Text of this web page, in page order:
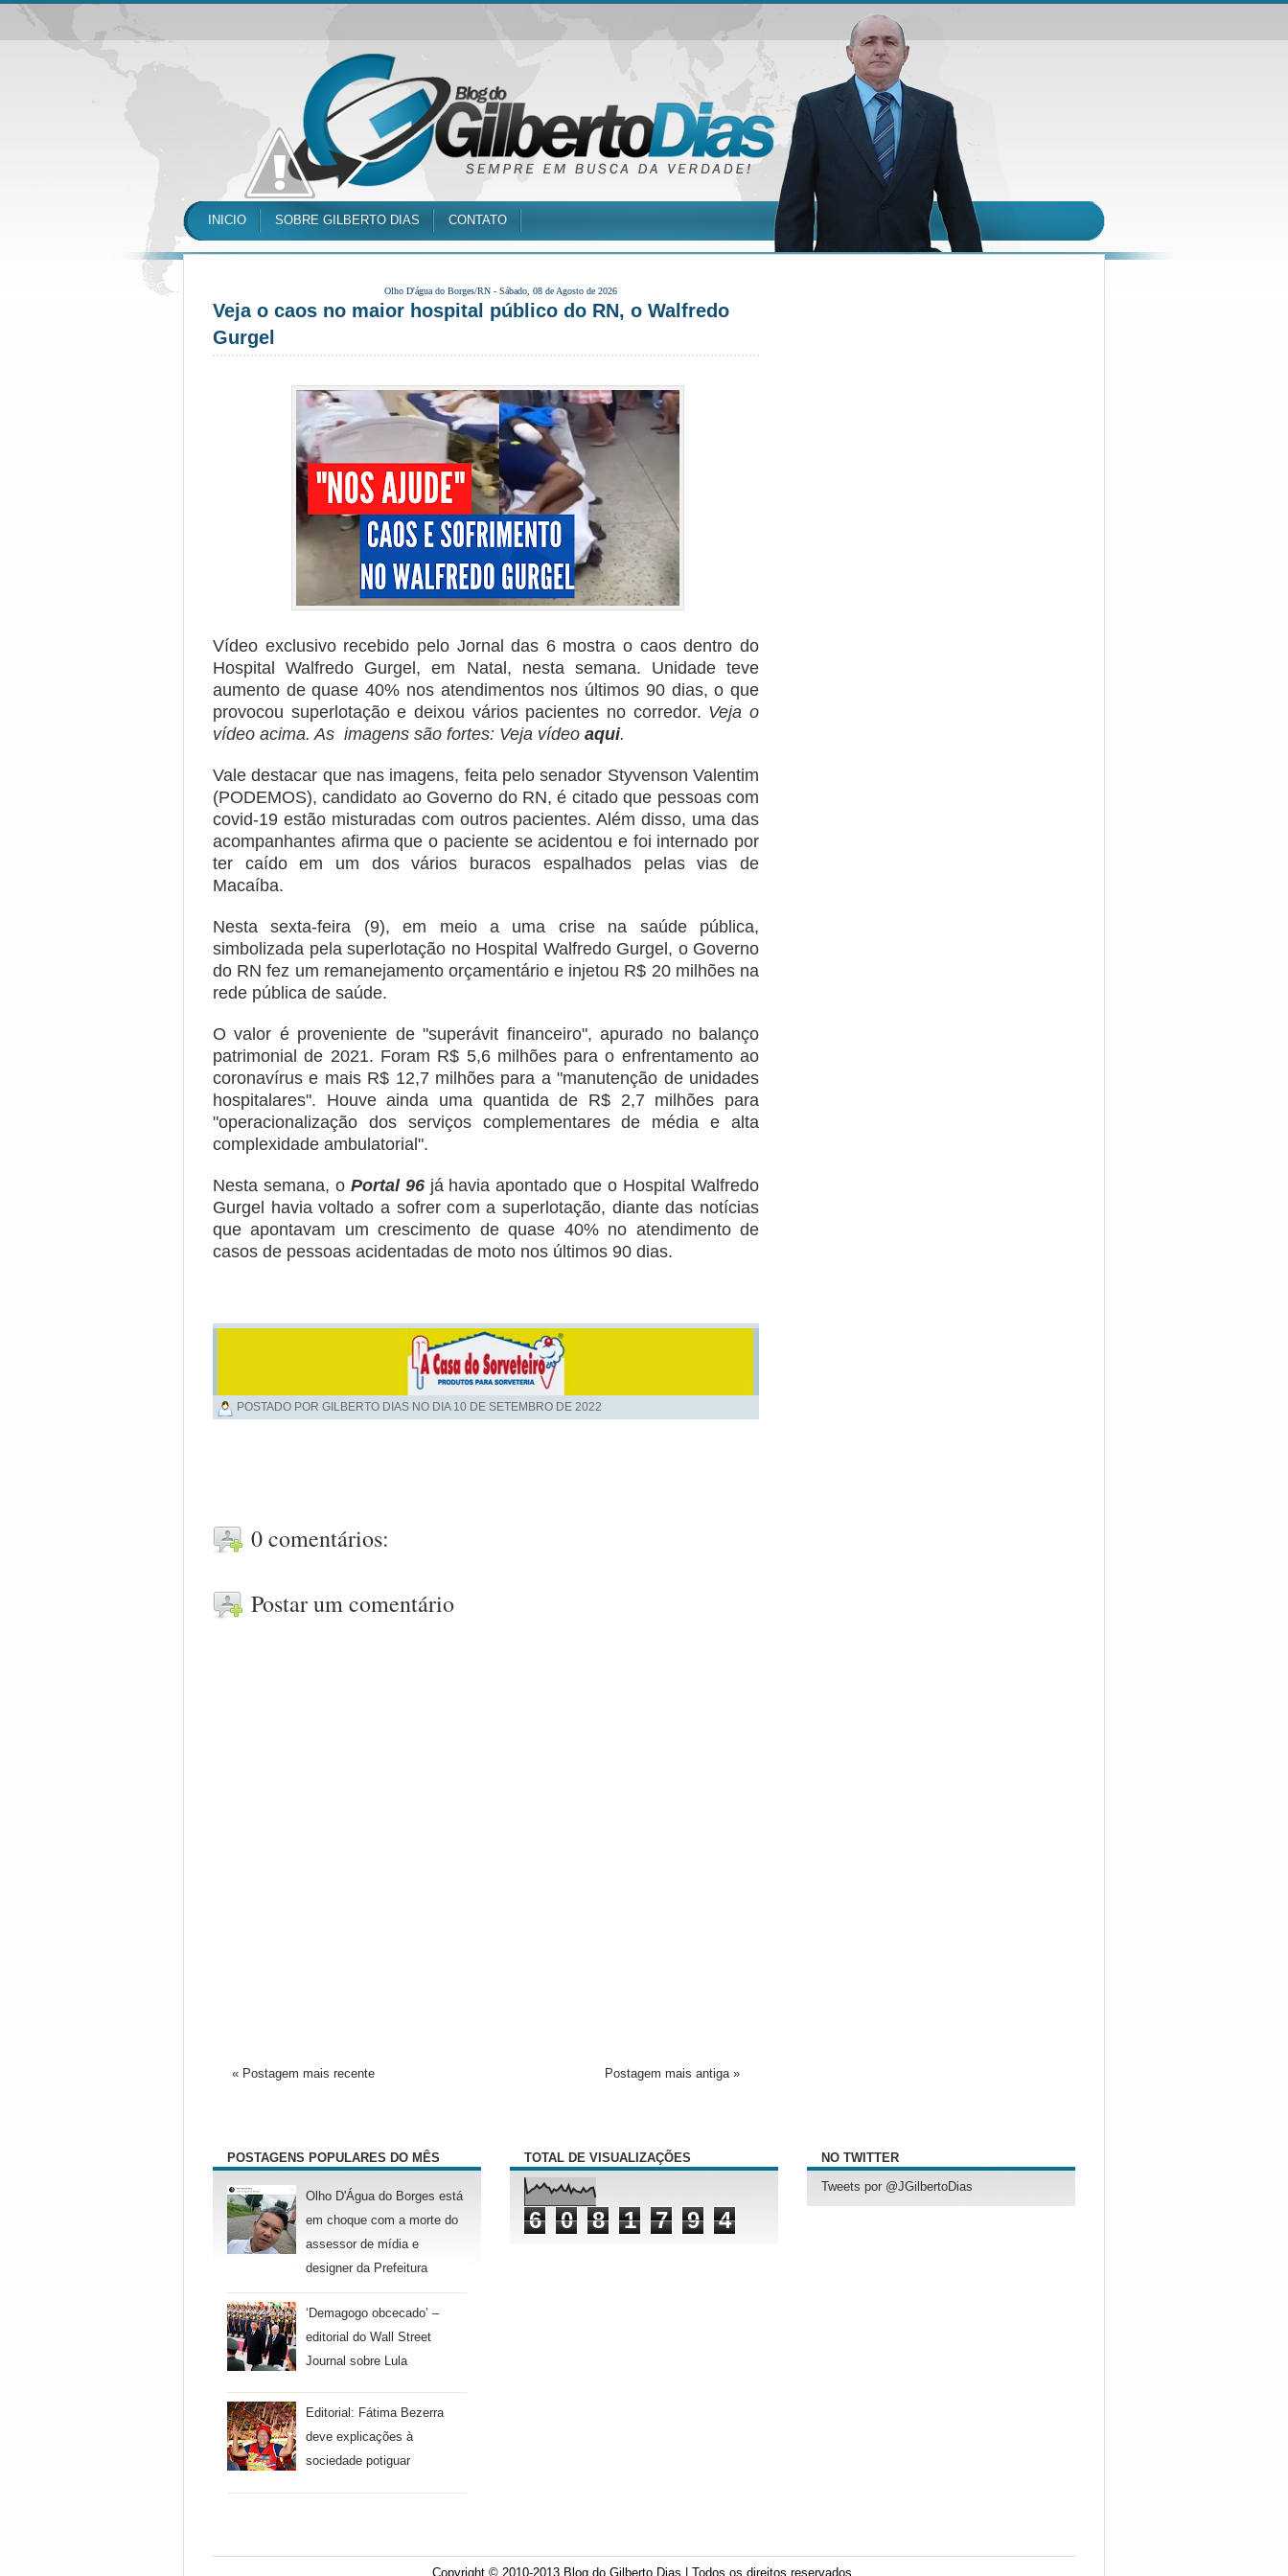
INICIO SOBRE GILBERTO DIAS CONTATO
Olho D'água do Borges/RN - Sábado, 08 de Agosto de 2026
Veja o caos no maior hospital público do RN, o Walfredo
Gurgel
Vídeo exclusivo recebido pelo Jornal das 6 mostra o caos dentro do
Hospital Walfredo Gurgel, em Natal, nesta semana. Unidade teve
aumento de quase 40% nos atendimentos nos últimos 90 dias, o que
provocou superlotação e deixou vários pacientes no corredor. Veja o
vídeo acima. As imagens são fortes: Veja vídeo aqui.
Vale destacar que nas imagens, feita pelo senador Styvenson Valentim
(PODEMOS), candidato ao Governo do RN, é citado que pessoas com
covid-19 estão misturadas com outros pacientes. Além disso, uma das
acompanhantes afirma que o paciente se acidentou e foi internado por
ter caído em um dos vários buracos espalhados pelas vias de
Macaíba.
Nesta sexta-feira (9), em meio a uma crise na saúde pública,
simbolizada pela superlotação no Hospital Walfredo Gurgel, o Governo
do RN fez um remanejamento orçamentário e injetou R$ 20 milhões na
rede pública de saúde.
O valor é proveniente de "superávit financeiro", apurado no balanço
patrimonial de 2021. Foram R$ 5,6 milhões para o enfrentamento ao
coronavírus e mais R$ 12,7 milhões para a "manutenção de unidades
hospitalares". Houve ainda uma quantida de R$ 2,7 milhões para
"operacionalização dos serviços complementares de média e alta
complexidade ambulatorial".
Nesta semana, o Portal 96já havia apontado que o Hospital Walfredo
Gurgel havia voltado a sofrer com a superlotação, diante das notícias
que apontavam um crescimento de quase 40% no atendimento de
casos de pessoas acidentadas de moto nos últimos 90 dias.
POSTADO POR GILBERTO DIAS NO DIA 10 DE SETEMBRO DE 2022
0 comentários:
Postar um comentário
« Postagem mais recente Postagem mais antiga »
POSTAGENS POPULARES DO MÊS
Olho D'Água do Borges está
em choque com a morte do
assessor de mídia e
designer da Prefeitura
‘Demagogo obcecado’ –
editorial do Wall Street
Journal sobre Lula
Editorial: Fátima Bezerra
deve explicações à
sociedade potiguar
TOTAL DE VISUALIZAÇÕES
6 0 8 1 7 9 4
NO TWITTER
Tweets por @JGilbertoDias
Copyright © 2010-2013 Blog do Gilberto Dias | Todos os direitos reservados.